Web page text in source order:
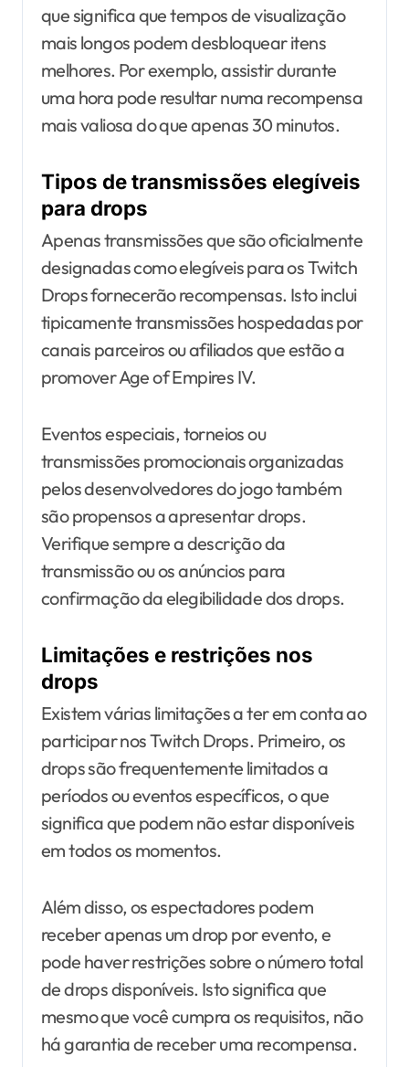
que significa que tempos de visualização
mais longos podem desbloquear itens
melhores. Por exemplo, assistir durante
uma hora pode resultar numa recompensa
mais valiosa do que apenas 30 minutos.
Tipos de transmissões elegíveis
para drops
Apenas transmissões que são oficialmente
designadas como elegíveis para os Twitch
Drops fornecerão recompensas. Isto inclui
tipicamente transmissões hospedadas por
canais parceiros ou afiliados que estão a
promover Age of Empires IV.
Eventos especiais, torneios ou
transmissões promocionais organizadas
pelos desenvolvedores do jogo também
são propensos a apresentar drops.
Verifique sempre a descrição da
transmissão ou os anúncios para
confirmação da elegibilidade dos drops.
Limitações e restrições nos
drops
Existem várias limitações a ter em conta ao
participar nos Twitch Drops. Primeiro, os
drops são frequentemente limitados a
períodos ou eventos específicos, o que
significa que podem não estar disponíveis
em todos os momentos.
Além disso, os espectadores podem
receber apenas um drop por evento, e
pode haver restrições sobre o número total
de drops disponíveis. Isto significa que
mesmo que você cumpra os requisitos, não
há garantia de receber uma recompensa.